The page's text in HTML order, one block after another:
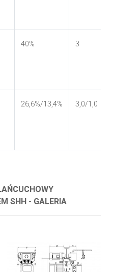
40% 3
26,6%/13,4% 3,0/1,0
SHH - GALERIA